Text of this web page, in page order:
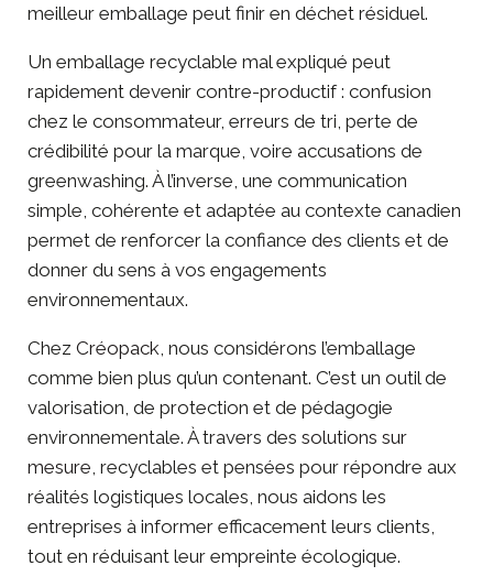
meilleur emballage peut finir en déchet résiduel.
Un emballage recyclable mal expliqué peut
rapidement devenir contre-productif : confusion
chez le consommateur, erreurs de tri, perte de
crédibilité pour la marque, voire accusations de
greenwashing. À l’inverse, une communication
simple, cohérente et adaptée au contexte canadien
permet de renforcer la confiance des clients et de
donner du sens à vos engagements
environnementaux.
Chez Créopack , nous considérons l’emballage
comme bien plus qu’un contenant. C’est un outil de
valorisation, de protection et de pédagogie
environnementale. À travers des solutions sur
mesure , recyclables et pensées pour répondre aux
réalités logistiques locales, nous aidons les
entreprises à informer efficacement leurs clients,
tout en réduisant leur empreinte écologique.